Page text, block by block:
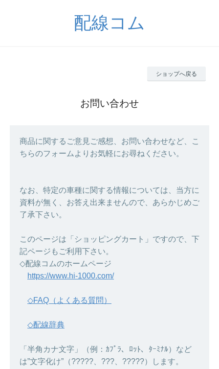
配線コム
ショップへ戻る
お問い合わせ
商品に関するご意見ご感想、お問い合わせなど、こ
ちらのフォームよりお気軽にお尋ねください。
なお、特定の車種に関する情報については、当方に
資料が無く、お答え出来ませんので、あらかじめご
了承下さい。
このページは「ショッピングカート」ですので、下
記ページもご利用下さい。
◇配線コムのホームページ
https://www.hi-1000.com/
◇FAQ（よくある質問）
◇配線辞典
「半角カナ文字」（例：ｶﾌﾟﾗ、ﾛｯﾄ、ﾀｰﾐﾅﾙ）など
は”文字化け”（?????、???、?????）します。